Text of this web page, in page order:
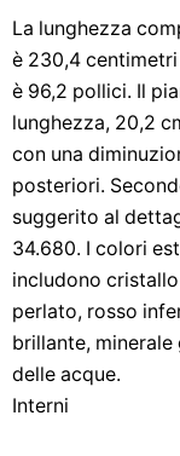
La lunghezza
è 230,4
è 96,2 pollici. Il
lunghezza, 20,2
con una
posteriori.
suggerito al
34.680. I colori
includono
perlato, rosso
brillante,
delle acque.
Interni